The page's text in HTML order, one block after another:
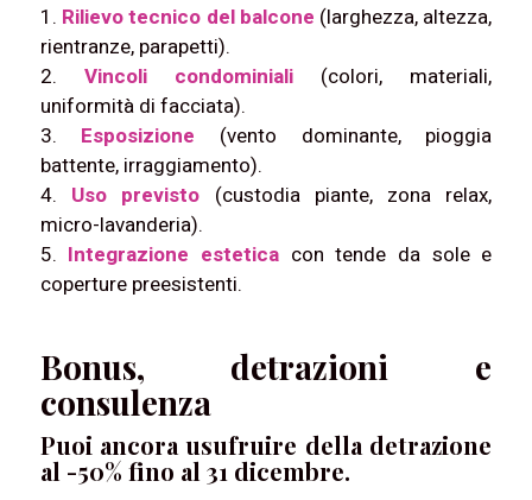
1. Rilievo tecnico del balcone (larghezza, altezza,
rientranze, parapetti).
2. Vincoli condominiali (colori, materiali,
uniformità di facciata).
3. Esposizione (vento dominante, pioggia
battente, irraggiamento).
4. Uso previsto (custodia piante, zona relax,
micro-lavanderia).
5. Integrazione esteticacon tende da sole e
coperture preesistenti.
Bonus, detrazioni e
consulenza
Puoi ancora usufruire della detrazione
al -50% fino al 31 dicembre.